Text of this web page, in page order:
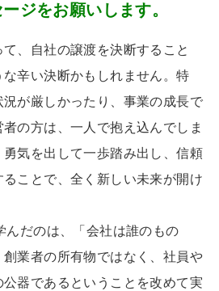
ジをお願いします。
、自社の譲渡を決断すること
辛い決断かもしれません。特
が厳しかったり、事業の成長で
の方は、一人で抱え込んでしま
気を出して一歩踏み出し、信頼
ことで、全く新しい未来が開け
んだのは、「会社は誰のもの
業者の所有物ではなく、社員や
器であるということを改めて実